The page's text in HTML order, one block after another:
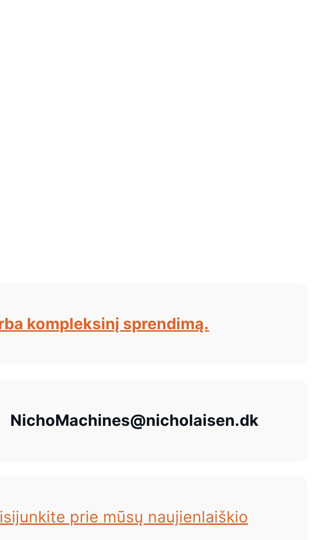
kompleksinį sprendimą.
NichoMachines@nicholaisen.dk
prie mūsų naujienlaiškio